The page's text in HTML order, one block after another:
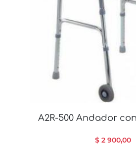
A2R-500 Andador
$ 2 900,00